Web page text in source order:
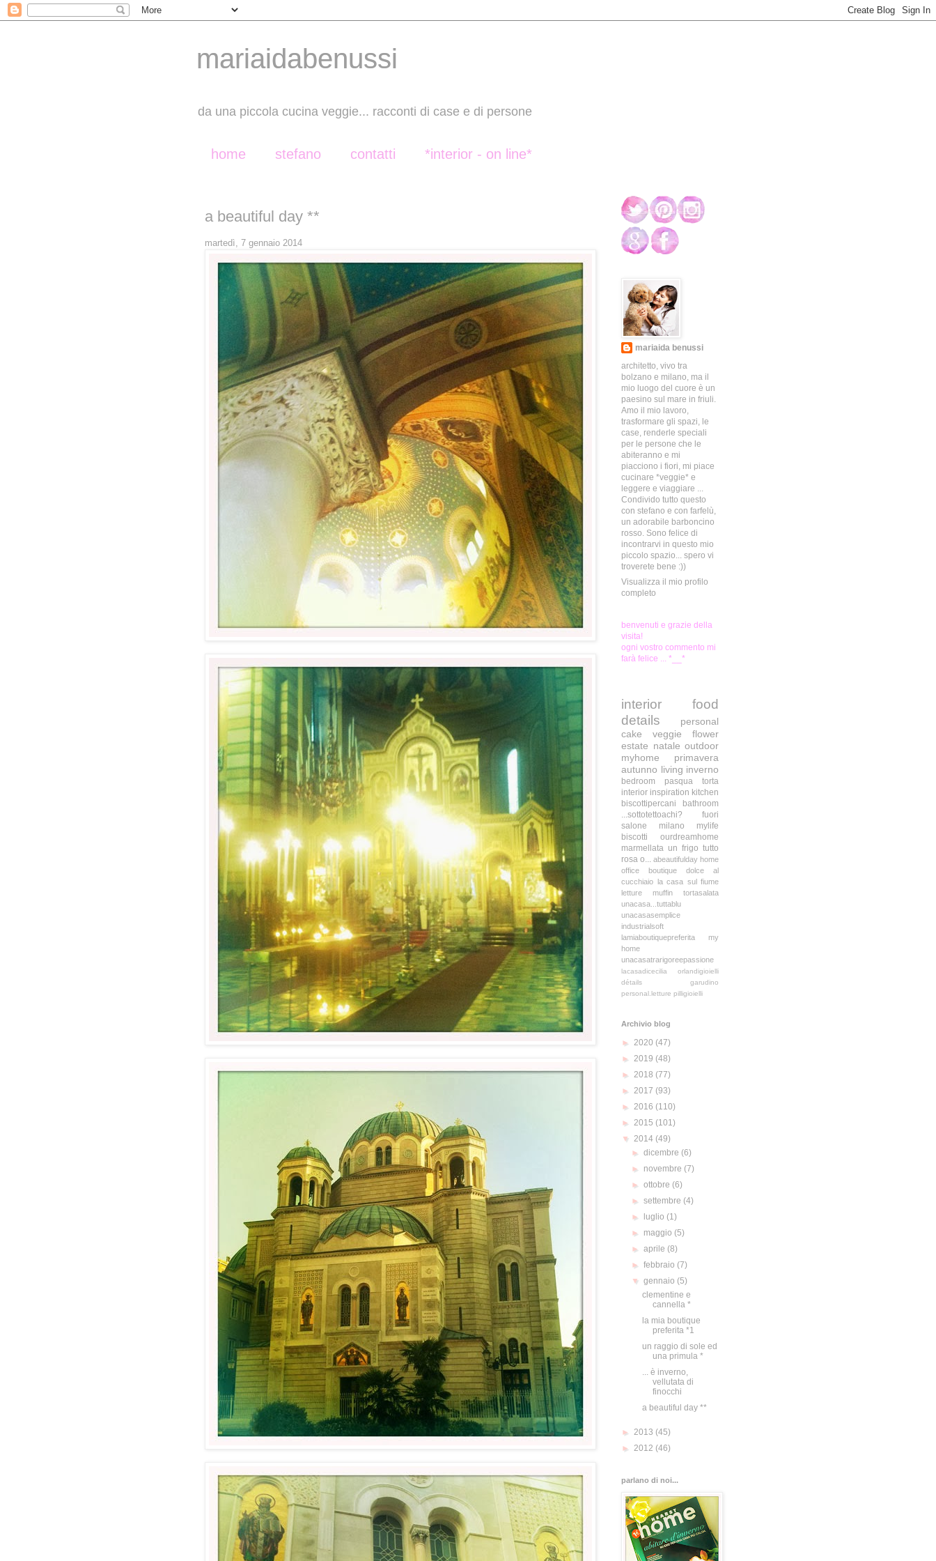
mariaidabenussi
da una piccola cucina veggie... racconti di case e di persone
home stefano contatti *interior - on line*
a beautiful day **
martedì, 7 gennaio 2014
mariaida benussi
architetto, vivo tra
bolzano e milano, ma il
mio luogo del cuore è un
paesino sul mare in friuli.
Amo il mio lavoro,
trasformare gli spazi, le
case, renderle speciali
per le persone che le
abiteranno e mi
piacciono i fiori, mi piace
cucinare *veggie* e
leggere e viaggiare ...
Condivido tutto questo
con stefano e con farfelù,
un adorabile barboncino
rosso. Sono felice di
incontrarvi in questo mio
piccolo spazio... spero vi
troverete bene :))
Visualizza il mio profilo
completo
benvenuti e grazie della
visita!
ogni vostro commento mi
farà felice ... *__*
interior
food
details
personal
cake
veggie
flower
estate natale outdoor
myhome
primavera
autunno living inverno
bedroom pasqua
torta
interior inspiration kitchen
biscottipercani
bathroom
...sottotettoachi?
fuori
salone milano
mylife
biscotti
ourdreamhome
marmellata un frigo tutto
rosa o... abeautifulday home
office
boutique
dolce al
cucchiaio la casa sul fiume
letture
muffin
tortasalata
unacasa...tuttablu
unacasasemplice
industrialsoft
lamiaboutiquepreferita
my
home
unacasatrarigoreepassione
lacasadicecilia
orlandigioielli
détails
garudino
personal.letture pilligioielli
Archivio blog
► 2020 (47)
► 2019 (48)
► 2018 (77)
► 2017 (93)
► 2016 (110)
► 2015 (101)
▼ 2014 (49)
►dicembre (6)
► novembre (7)
►ottobre (6)
►settembre (4)
►
luglio (1)
► maggio (5)
►aprile (8)
►febbraio (7)
▼gennaio (5)
clementine e
cannella *
la mia boutique
preferita *1
un raggio di sole ed
una primula *
... è inverno,
vellutata di
finocchi
a beautiful day **
► 2013 (45)
► 2012 (46)
parlano di noi...